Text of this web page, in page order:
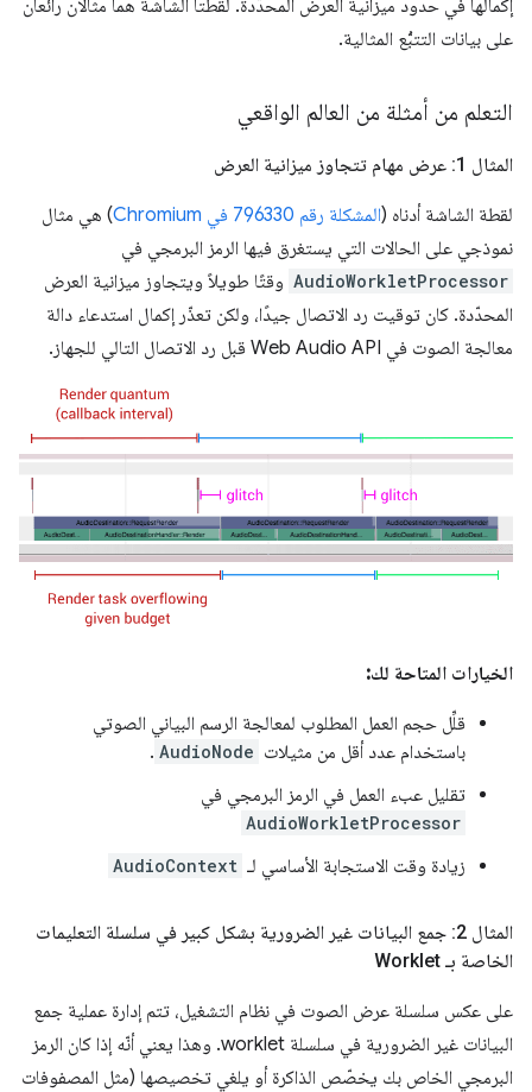
إكمالها في حدود ميزانية العرض المحدّدة. لقطتا الشاشة هما مثالان رائعان
على بيانات التتبُّع المثالية.
التعلم من أمثلة من العالم الواقعي
المثال 1: عرض مهام تتجاوز ميزانية العرض
لقطة الشاشة أدناه (المشكلة رقم 796330 في Chromium
) هي مثال
نموذجي على الحالات التي يستغرق فيها الرمز البرمجي في
AudioWorkletProcessor وقتًا طويلاً ويتجاوز ميزانية العرض
المحدّدة. كان توقيت رد الاتصال جيدًا، ولكن تعذّر إكمال استدعاء دالة
معالجة الصوت في Web Audio API قبل رد الاتصال التالي للجهاز.
الخيارات المتاحة لك:
قلِّل حجم العمل المطلوب لمعالجة الرسم البياني الصوتي
باستخدام عدد أقل من مثيلات AudioNode
.
تقليل عبء العمل في الرمز البرمجي في
AudioWorkletProcessor
زيادة وقت الاستجابة الأساسي لـ AudioContext
المثال 2: جمع البيانات غير الضرورية بشكل كبير في سلسلة التعليمات
الخاصة بـ Worklet
على عكس سلسلة عرض الصوت في نظام التشغيل، تتم إدارة عملية جمع
البيانات غير الضرورية في سلسلة worklet. وهذا يعني أنّه إذا كان الرمز
البرمجي الخاص بك يخصّص الذاكرة أو يلغي تخصيصها (مثل المصفوفات